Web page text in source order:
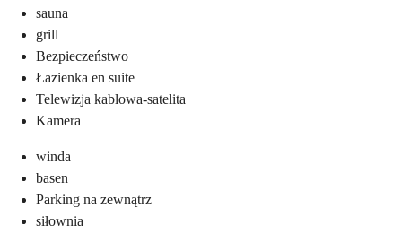
sauna
grill
Bezpieczeństwo
Łazienka en suite
Telewizja kablowa-satelita
Kamera
winda
basen
Parking na zewnątrz
siłownia